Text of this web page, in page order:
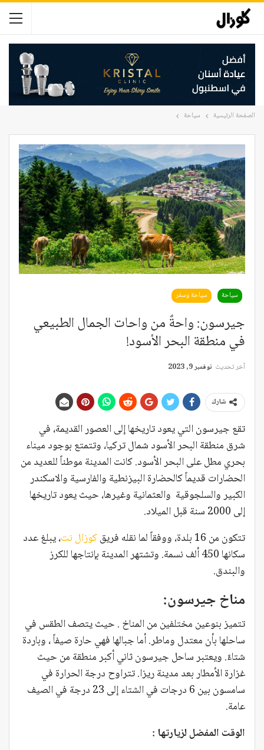
الصفحة الرئيسية سياحة
سياحة سياحة وسفر
جيرسون: واحةٌ من واحات الجمال الطبيعي
في منطقة البحر الأسود!
آخر تحديث نوفمبر 9, 2023
شارك
تقع جيرسون التي يعود تاريخها إلى العصور القديمة، في
شرق منطقة البحر الأسود شمال تركيا، وتتمتع بوجود ميناء
بحري مطل على البحر الأسود. كانت المدينة موطناً للعديد من
الحضارات قديماً كالحضارة البيزنطية والفارسية والاسكندر
الكبير والسلجوقية والعثمانية وغيرها، حيث يعود تاريخها
إلى 2000 سنة قبل الميلاد.
تتكون من 16 بلدة، ووفقاً لما نقله فريق
كوزال نت، يبلغ عدد
سكانها 450 ألف نسمة. وتشتهر المدينة بإنتاجها للكرز
والبندق.
مناخ جيرسون:
تتميز بنوعين مختلفين من المناخ . حيث يتصف الطقس في
ساحلها بأن معتدل وماطر. أما جبالها فهي حارة صيفاً ، وباردة
شتاءً. ويعتبر ساحل جيرسون ثاني أكبر منطقة من حيث
غزارة الأمطار بعد مدينة ريزا. تتراوح درجة الحرارة في
سامسون بين 6 درجات في الشتاء إلى 23 درجة في الصيف
عامة.
الوقت المفضل لزيارتها :